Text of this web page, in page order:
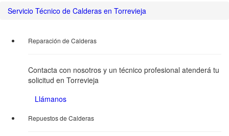
Servicio Técnico de Calderas en Torrevieja
Reparación de Calderas
Contacta con nosotros y un técnico profesional atenderá tu
solicitud en Torrevieja
Llámanos
Repuestos de Calderas